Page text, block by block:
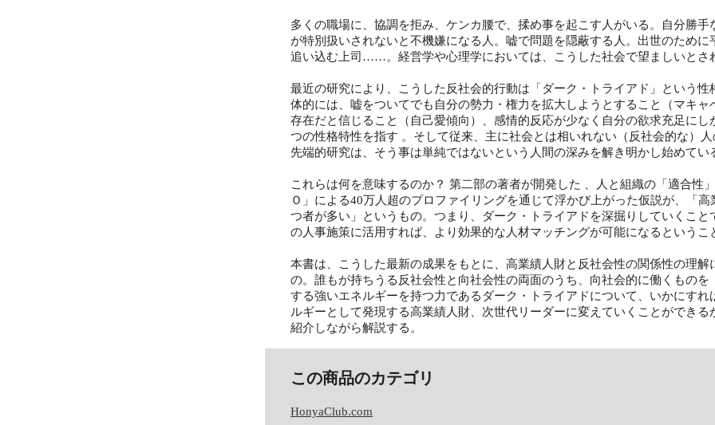
多くの職場に、協調を拒み、ケンカ腰で、揉め事を起こす人がいる。自分勝
が特別扱いされないと不機嫌になる人。嘘で問題を隠蔽する人。出世のため
追い込む上司……。経営学や心理学においては、こうした社会で望ましいとさ
最近の研究により、こうした反社会的行動は「ダーク・トライアド」という
体的には、嘘をついてでも自分の勢力・権力を拡大しようとすること（マキ
存在だと信じること（自己愛傾向）、感情的反応が少なく自分の欲求充足に
つの性格特性を指す 。そして従来、主に社会とは相いれない（反社会的な）
先端的研究は、そう事は単純ではないという人間の深みを解き明かし始めてい
これらは何を意味するのか？ 第二部の著者が開発した 、人と組織の「適合性
Ｏ」による40万人超のプロファイリングを通じて浮かび上がった仮説が、「
つ者が多い」というもの。つまり、ダーク・トライアドを深掘りしていくこ
の人事施策に活用すれば、より効果的な人材マッチングが可能になるというこ
本書は、こうした最新の成果をもとに、高業績人財と反社会性の関係性の理
の。誰もが持ちうる反社会性と向社会性の両面のうち、向社会的に働くもの
する強いエネルギーを持つ力であるダーク・トライアドについて、いかにす
ルギーとして発現する高業績人財、次世代リーダーに変えていくことができ
紹介しながら解説する。
この商品のカテゴリ
HonyaClub.com